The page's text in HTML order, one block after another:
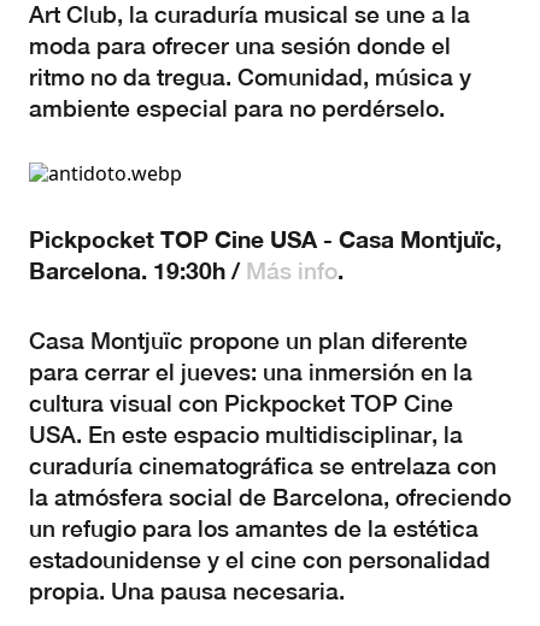
Art Club, la curaduría musical se une a la
moda para ofrecer una sesión donde el
ritmo no da tregua. Comunidad, música y
ambiente especial para no perdérselo.
Pickpocket TOP Cine USA - Casa Montjuïc,
Barcelona. 19:30h / Más info.
Casa Montjuïc propone un plan diferente
para cerrar el jueves: una inmersión en la
cultura visual con Pickpocket TOP Cine
USA. En este espacio multidisciplinar, la
curaduría cinematográfica se entrelaza con
la atmósfera social de Barcelona, ofreciendo
un refugio para los amantes de la estética
estadounidense y el cine con personalidad
propia. Una pausa necesaria.